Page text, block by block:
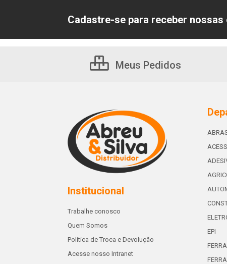
Cadastre-se para receber
Meus Pedidos
Institucional
Trabalhe conosco
Quem Somos
Política de Troca e Devolução
Acesse nosso Intranet
EPI